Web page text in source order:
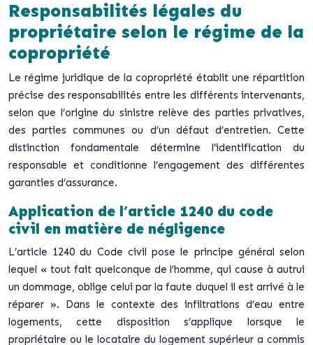
Responsabilités légales du
propriétaire selon le régime de la
copropriété
Le régime juridique de la copropriété établit une répartition
précise des responsabilités entre les différents intervenants,
selon que l’origine du sinistre relève des parties privatives,
des parties communes ou d’un défaut d’entretien. Cette
distinction fondamentale détermine l’identification du
responsable et conditionne l’engagement des différentes
garanties d’assurance.
Application de l’article 1240 du code
civil en matière de négligence
L’article 1240 du Code civil pose le principe général selon
lequel « tout fait quelconque de l’homme, qui cause à autrui
un dommage, oblige celui par la faute duquel il est arrivé à le
réparer ». Dans le contexte des infiltrations d’eau entre
logements, cette disposition s’applique lorsque le
propriétaire ou le locataire du logement supérieur a commis